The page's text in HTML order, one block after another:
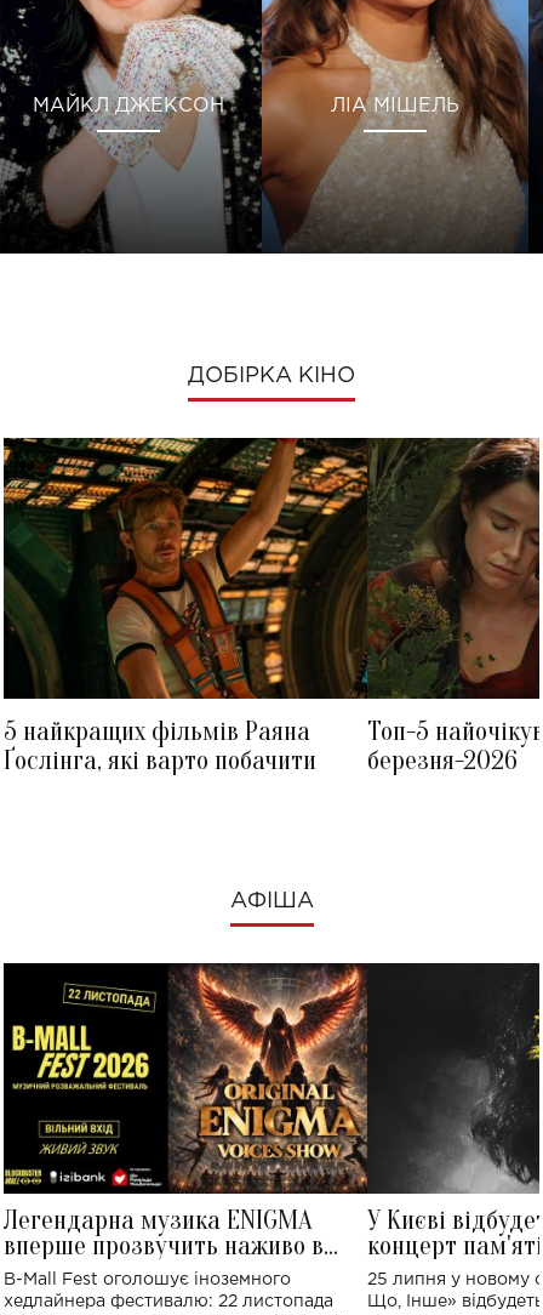
МАЙКЛ ДЖЕКСОН ЛІА МІШЕЛЬ
ДОБІРКА КІНО
5 найкращих фільмів Раяна
Ґослінга, які варто побачити
Топ-5
березня-2026
АФІША
Легендарна музика ENIGMA
вперше прозвучить наживо в
Україні: де відбудеться концерт
B-Mall Fest оголошує іноземного
хедлайнера фестивалю: 22 листопада
У Києві
концерт
Клименка:
виконають
25 липня у новому
Що, Інше»